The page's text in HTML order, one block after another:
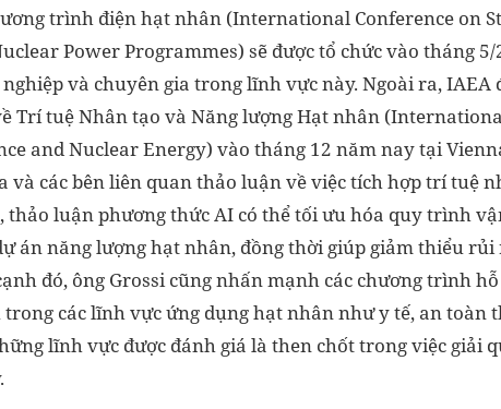
trình điện hạt nhân (International Conference on
Power Programmes) sẽ được tổ chức vào tháng
và chuyên gia trong lĩnh vực này. Ngoài ra, IAEA
Trí tuệ Nhân tạo và Năng lượng Hạt nhân
and Nuclear Energy) vào tháng 12 năm nay tại
và các bên liên quan thảo luận về việc tích hợp trí tuệ
thảo luận phương thức AI có thể tối ưu hóa quy trình
án năng lượng hạt nhân, đồng thời giúp giảm thiểu
đó, ông Grossi cũng nhấn mạnh các chương trình
các lĩnh vực ứng dụng hạt nhân như y tế, an toàn
lĩnh vực được đánh giá là then chốt trong việc giải